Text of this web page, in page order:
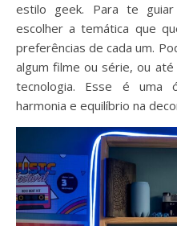
estilo geek. Para te
escolher a temática que
preferências de cada um.
algum filme ou série, ou
tecnologia. Esse é uma
harmonia e equilíbrio na